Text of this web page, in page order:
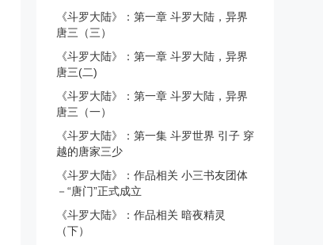
《斗罗大陆》：第一章 斗罗大陆，异界
唐三（三）
《斗罗大陆》：第一章 斗罗大陆，异界
唐三(二)
《斗罗大陆》：第一章 斗罗大陆，异界
唐三（一）
《斗罗大陆》：第一集 斗罗世界 引子 穿
越的唐家三少
《斗罗大陆》：作品相关 小三书友团体
－“唐门”正式成立
《斗罗大陆》：作品相关 暗夜精灵
（下）